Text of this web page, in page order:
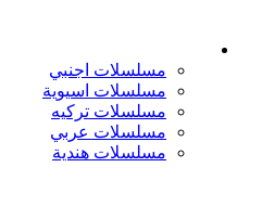
مسلسلات اجنبي
مسلسلات اسيوية
مسلسلات تركيه
مسلسلات عربي
مسلسلات هندية